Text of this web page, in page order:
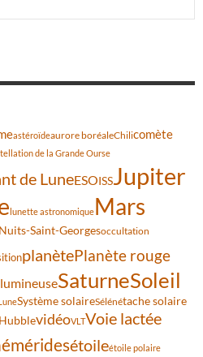
astéroïdeaurore boréaleChilicomète
de la Grande Ourse
de LuneESOISSJupiter
lunette astronomiqueMars
Nuits-Saint-Georgesoccultation
planètePlanète rouge
SaturneSoleil
Système solaireSélénétache solaire
vidéoVLTVoie lactée
étoileétoile polaire